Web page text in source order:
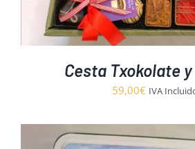
Cesta Txokolate
59,00€ IVA